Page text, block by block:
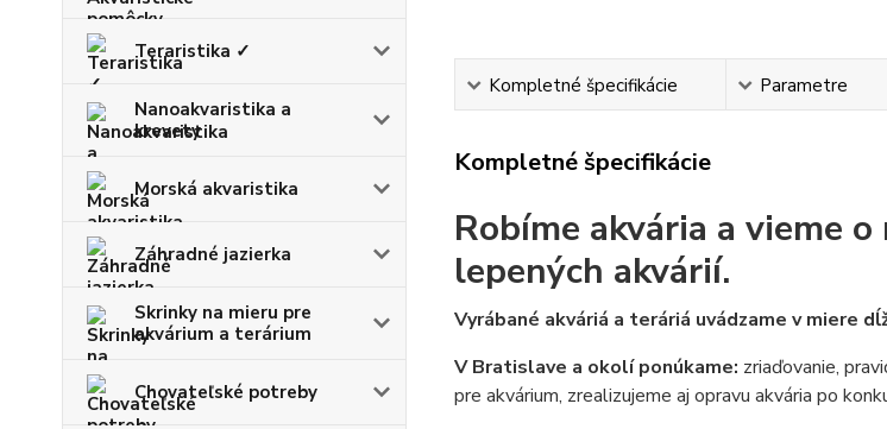
Teraristika ✓
Nanoakvaristika a
krevety
Morská akvaristika
Záhradné jazierka
Skrinky na mieru pre
akvárium a terárium
Chovateľské potreby
Kompletné špecifikácie Parametre
Kompletné špecifikácie
Robíme akvária a vieme
lepených akvárií.
Vyrábané akváriá a teráriá uvádzame v miere
V Bratislave a okolí ponúkame: zriaďovanie,
pre akvárium, zrealizujeme aj opravu akvária po